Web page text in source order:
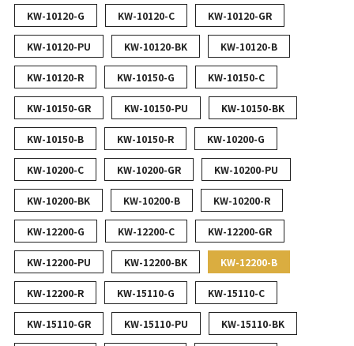
KW-10120-G KW-10120-C KW-10120-GR
KW-10120-PU KW-10120-BK KW-10120-B
KW-10120-R KW-10150-G KW-10150-C
KW-10150-GR KW-10150-PU KW-10150-BK
KW-10150-B KW-10150-R KW-10200-G
KW-10200-C KW-10200-GR KW-10200-PU
KW-10200-BK KW-10200-B KW-10200-R
KW-12200-G KW-12200-C KW-12200-GR
KW-12200-PU KW-12200-BK KW-12200-B
KW-12200-R KW-15110-G KW-15110-C
KW-15110-GR KW-15110-PU KW-15110-BK